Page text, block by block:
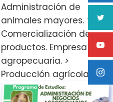
Administración de
animales mayores. >
Comercialización de
productos. Empresa
agropecuaria. >
Producción agrícola.